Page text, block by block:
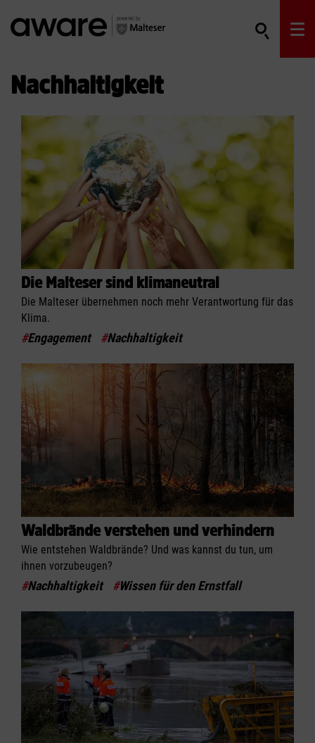
Nachhaltigkeit
Die Malteser sind klimaneutral
Die Malteser übernehmen noch mehr Verantwortung für das
Klima.
#Engagement #Nachhaltigkeit
Waldbrände verstehen und verhindern
Wie entstehen Waldbrände? Und was kannst du tun, um
ihnen vorzubeugen?
#Nachhaltigkeit #Wissen für den Ernstfall